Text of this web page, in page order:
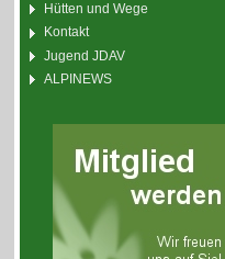
Hütten und Wege
Kontakt
Jugend JDAV
ALPINEWS